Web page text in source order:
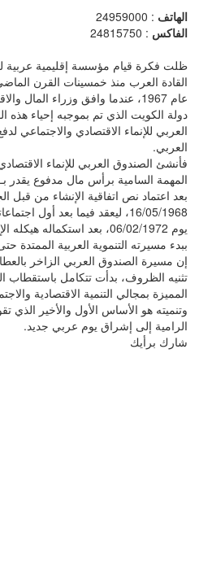
الهاتف : 24959000
الفاكس : 24815750
ظلت فكرة قيام مؤسسة إقليمية عربية
القادة العرب منذ خمسينات القرن
عام 1967، عندما وافق وزراء المال
دولة الكويت الذي تم بموجبه إحياء هذه
العربي للإنماء الاقتصادي والاجتماعي
العربي.
فأنشئ الصندوق العربي للإنماء
بعد اعتماد نص اتفاقية الإنشاء من قبل
16/05/1968، ليعقد فيما بعد أول
يوم 06/02/1972، بعد استكماله
ببدء مسيرته التنموية العربية الممتدة
إن مسيرة الصندوق العربي الزاخر
تثنيه الظروف، بدأت تتكامل باستقطاب
المميزة بمجالي التنمية الاقتصادية
وتنميته هو الأساس الأول والأخير الذي
الرامية إلى إشراق يوم عربي جديد.
شارك برأيك